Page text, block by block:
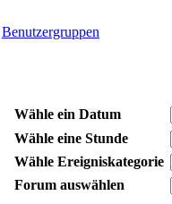
Benutzergruppen
Wähle ein Datum
Wähle eine Stunde
Wähle Ereigniskategorie
Forum auswählen